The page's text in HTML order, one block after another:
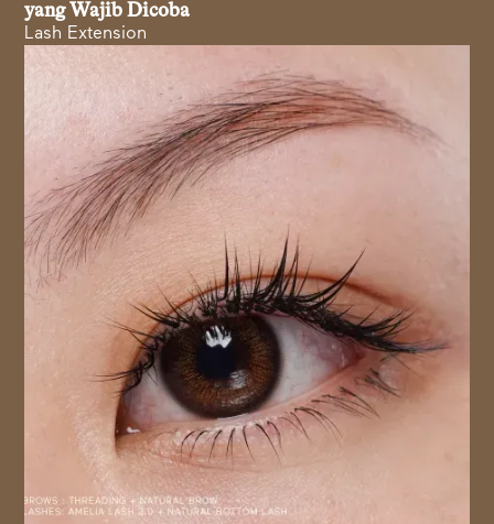
yang Wajib Dicoba
Lash Extension